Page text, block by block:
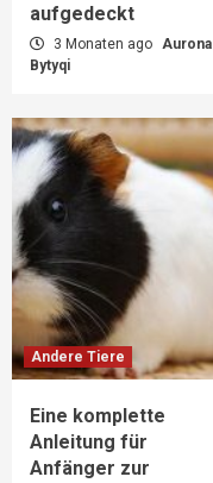
aufgedeckt
3 Monaten ago Aurona
Bytyqi
Andere Tiere
Eine komplette
Anleitung für
Anfänger zur